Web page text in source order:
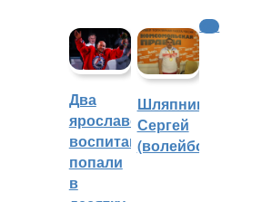
Два
ярославских
воспитанника
попали
в
Шляпников
Сергей
(волейбол)
КХЛ